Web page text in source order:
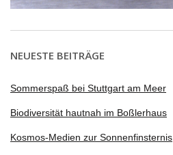
NEUESTE BEITRÄGE
Sommerspaß bei Stuttgart am Meer
Biodiversität hautnah im Boßlerhaus
Kosmos-Medien zur Sonnenfinsternis